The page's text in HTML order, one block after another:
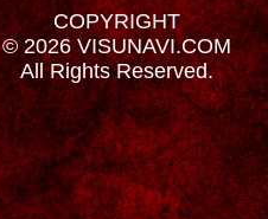
COPYRIGHT
© 2026 VISUNAVI.COM
All Rights Reserved.